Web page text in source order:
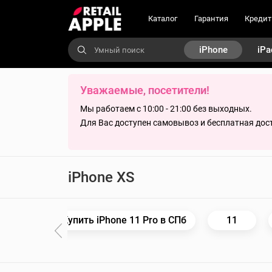
Каталог Гарантия Кредит
iPhone
Уважаемые, посетители!
Мы работаем с 10:00 - 21:00 без выходных.
Для Вас доступен самовывоз и бесплатная
iPhone XS
Купить iPhone 11 Pro в СПб 11